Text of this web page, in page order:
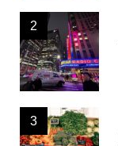
2
3